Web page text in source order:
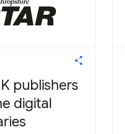
publishers
digital